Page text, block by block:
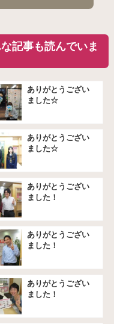
記事も読んでいま
ありがとうござい
ました☆
ありがとうござい
ました☆
ありがとうござい
ました！
ありがとうござい
ました！
ありがとうござい
ました！